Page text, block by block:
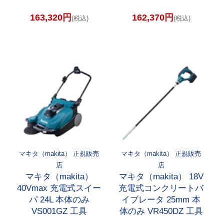
163,320円 (税込) 162,370円 (税込)
マキタ（makita） 正規販売
店
マキタ（makita）
40Vmax 充電式スイー
パ 24L 本体のみ
VS001GZ 工具
マキタ（makita） 正規販売
店
マキタ（makita） 18V
充電式コンクリートバ
イブレータ 25mm 本
体のみ VR450DZ 工具